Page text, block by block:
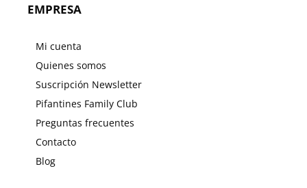
EMPRESA
Mi cuenta
Quienes somos
Suscripción Newsletter
Pifantines Family Club
Preguntas frecuentes
Contacto
Blog